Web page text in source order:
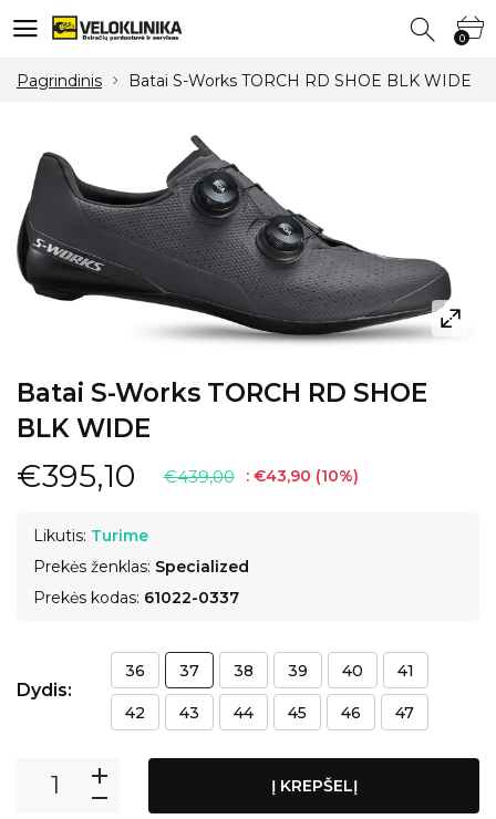
0 0
Pagrindinis Batai S-Works TORCH RD SHOE BLK WIDE
Batai S-Works TORCH RD SHOE
BLK WIDE
€395,10 €439,00 : €43,90 (10%)
Likutis: Turime
Prekės ženklas: Specialized
Prekės kodas: 61022-0337
Dydis:
36 37 38 39 40 41
42 43 44 45 46 47
Į KREPŠELĮ